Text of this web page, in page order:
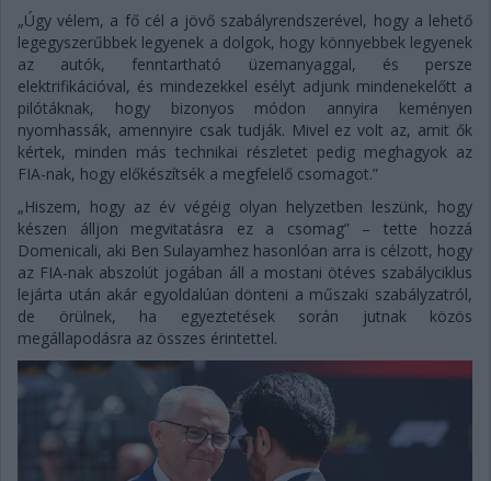
„Úgy vélem, a fő cél a jövő szabályrendszerével, hogy a lehető
legegyszerűbbek legyenek a dolgok, hogy könnyebbek legyenek
az autók, fenntartható üzemanyaggal, és persze
elektrifikációval, és mindezekkel esélyt adjunk mindenekelőtt a
pilótáknak, hogy bizonyos módon annyira keményen
nyomhassák, amennyire csak tudják. Mivel ez volt az, amit ők
kértek, minden más technikai részletet pedig meghagyok az
FIA-nak, hogy előkészítsék a megfelelő csomagot.”
„Hiszem, hogy az év végéig olyan helyzetben leszünk, hogy
készen álljon megvitatásra ez a csomag” – tette hozzá
Domenicali, aki Ben Sulayamhez hasonlóan arra is célzott, hogy
az FIA-nak abszolút jogában áll a mostani ötéves szabályciklus
lejárta után akár egyoldalúan dönteni a műszaki szabályzatról,
de örülnek, ha egyeztetések során jutnak közös
megállapodásra az összes érintettel.